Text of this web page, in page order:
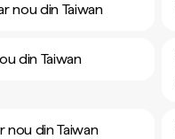
nou din Taiwan
din Taiwan
nou din Taiwan